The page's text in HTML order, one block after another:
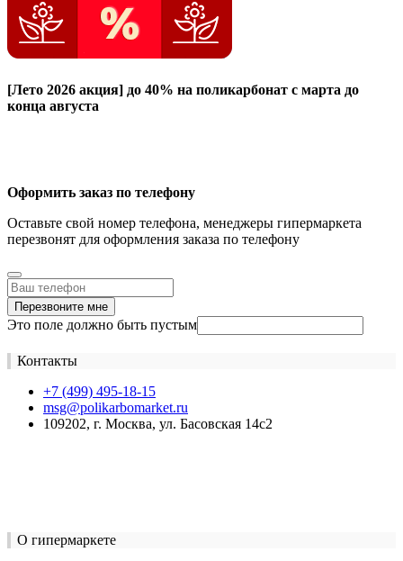
[Лето 2026 акция] до 40% на поликарбонат с марта до
конца августа
Оформить заказ по телефону
Оставьте свой номер телефона, менеджеры гипермаркета
перезвонят для оформления заказа по телефону
Перезвоните мне
Это поле должно быть пустым
Контакты
+7 (499) 495-18-15
msg@polikarbomarket.ru
109202, г. Москва, ул. Басовская 14с2
О гипермаркете